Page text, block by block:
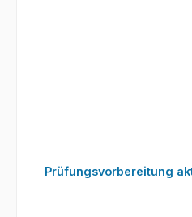
Prüfungsvorbereitung